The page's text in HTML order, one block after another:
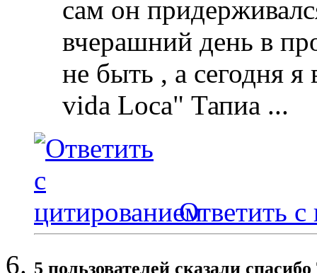
сам он
вчерашний день в
не быть , а сегодня
vida Loca" Тапиа ...
Ответить с
5 пользователей сказали